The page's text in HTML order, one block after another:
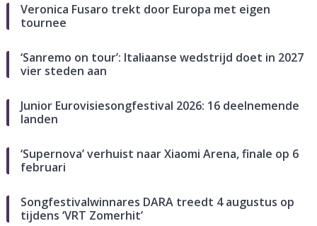
Veronica Fusaro trekt door Europa met eigen
tournee
‘Sanremo on tour’: Italiaanse wedstrijd doet in 2027
vier steden aan
Junior Eurovisiesongfestival 2026: 16 deelnemende
landen
‘Supernova’ verhuist naar Xiaomi Arena, finale op 6
februari
Songfestivalwinnares DARA treedt 4 augustus op
tijdens ‘VRT Zomerhit’